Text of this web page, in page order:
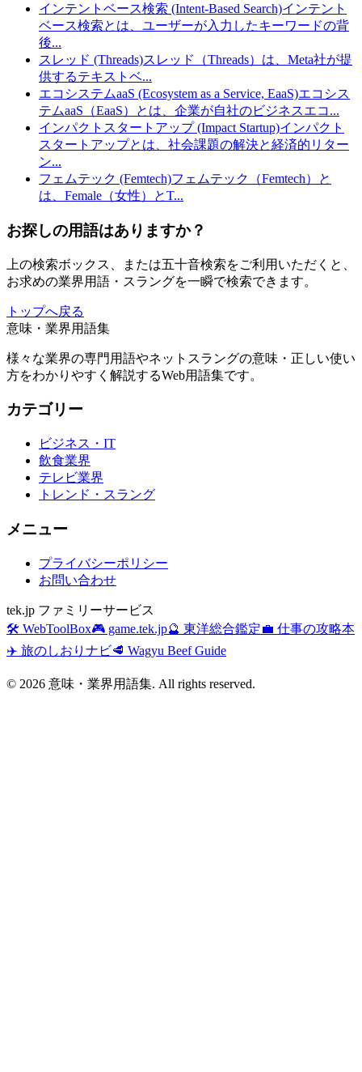
インテントベース検索 (Intent-Based Search)インテント
ベース検索とは、ユーザーが入力したキーワードの背
後...
スレッド (Threads)スレッド（Threads）は、Meta社が提
供するテキストベ...
エコシステムaaS (Ecosystem as a Service, EaaS)エコシス
テムaaS（EaaS）とは、企業が自社のビジネスエコ ...
インパクトスタートアップ (Impact Startup)インパクト
スタートアップとは、社会課題の解決と経済的リター
ン...
フェムテック (Femtech)フェムテック（Femtech）と
は、Female（女性）とT...
お探しの用語はありますか？
上の検索ボックス、または五十音検索をご利用いただくと、
お求めの業界用語・スラングを一瞬で検索できます。
トップへ戻る
意味・業界用語集
様々な業界の専門用語やネットスラングの意味・正しい使い
方をわかりやすく解説するWeb用語集です。
カテゴリー
ビジネス・IT
飲食業界
テレビ業界
トレンド・スラング
メニュー
プライバシーポリシー
お問い合わせ
tek.jp ファミリーサービス
🛠️ WebToolBox🎮 game.tek.jp🔮 東洋総合鑑定💼 仕事の攻略本
✈️ 旅のしおりナビ🥩 Wagyu Beef Guide
© 2026 意味・業界用語集. All rights reserved.